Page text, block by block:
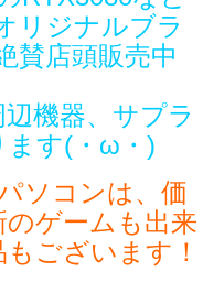
リジナルブラ
賛店頭販売中
機器、サプラ
ます(・ω・)
ソコンは、価
ゲームも出来
ございます！